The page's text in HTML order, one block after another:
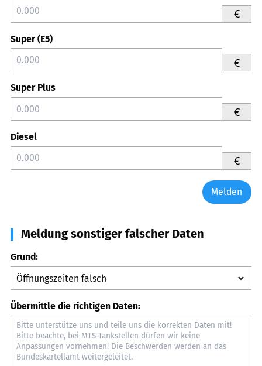
€
Super (E5)
€
Super Plus
€
Diesel
€
Melden
Meldung sonstiger falscher Daten
Grund:
Übermittle die richtigen Daten: